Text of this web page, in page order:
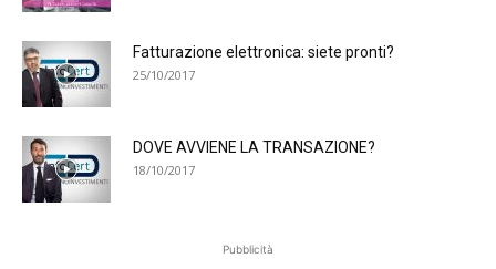
Fatturazione elettronica: siete pronti?
25/10/2017
DOVE AVVIENE LA TRANSAZIONE?
18/10/2017
Pubblicità